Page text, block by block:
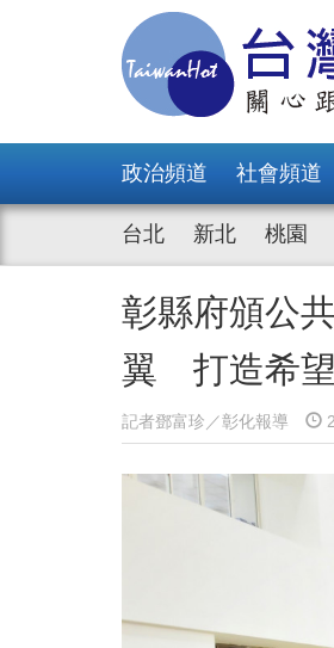
政治頻道 社會頻道
台北 新北 桃園
彰縣府頒公
翼 打造希
記者鄧富珍／彰化報導